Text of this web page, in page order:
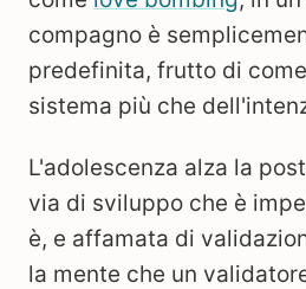
compagno è
predefinita, frutto di
sistema più che
L'adolescenza alza la
via di sviluppo che è
è, e affamata di
la mente che un